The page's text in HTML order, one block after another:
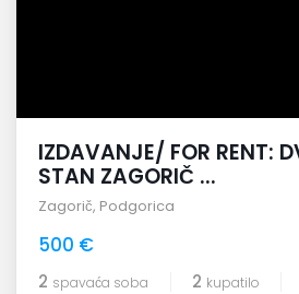
IZDAVANJE/ FOR RENT:
STAN ZAGORIČ ...
Zagorič, Podgorica
500 €
2 spavaća soba 2 kupatilo